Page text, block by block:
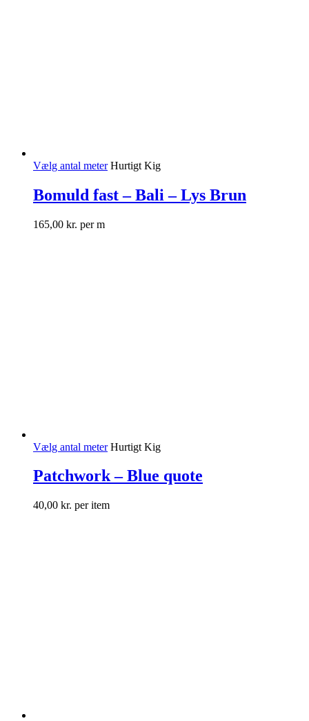
Vælg antal meter Hurtigt Kig
Bomuld fast – Bali – Lys Brun
165,00 kr. per m
Vælg antal meter Hurtigt Kig
Patchwork – Blue quote
40,00 kr. per item